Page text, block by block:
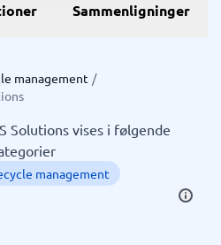
Sammenligninger
management /
Solutions vises i følgende
management